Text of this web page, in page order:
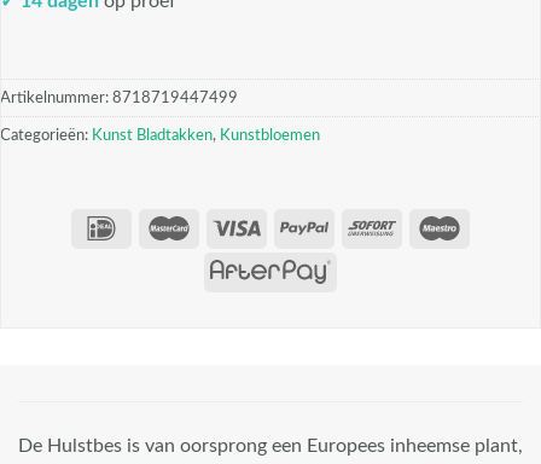
Artikelnummer: 8718719447499
Categorieën: Kunst Bladtakken, Kunstbloemen
De Hulstbes is van oorsprong een Europees inheemse plant,